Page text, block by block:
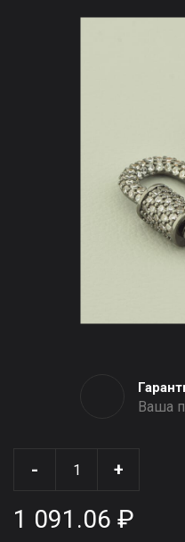
Ваша
- +
1 091.06 ₽